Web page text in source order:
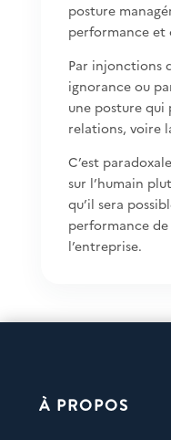
posture
performance et
Par injonctions
ignorance ou
une posture qui
relations, voire
C’est
sur l’humain
qu’il sera
performance
l’entreprise.
À PROPOS